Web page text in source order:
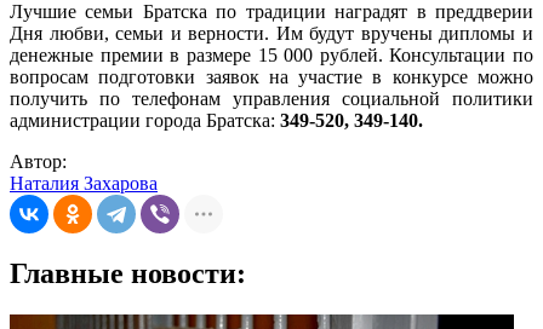
Лучшие семьи Братска по традиции наградят в преддверии
Дня любви, семьи и верности. Им будут вручены дипломы и
денежные премии в размере 15 000 рублей. Консультации по
вопросам подготовки заявок на участие в конкурсе можно
получить по телефонам управления социальной политики
администрации города Братска: 349-520, 349-140.
Автор:
Наталия Захарова
Главные новости: